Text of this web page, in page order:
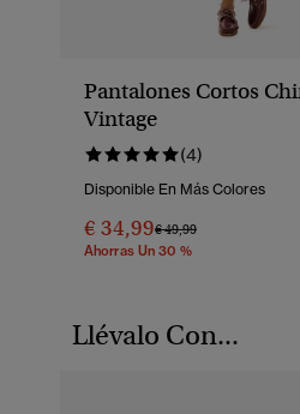
Pantalones Cortos
Vintage
(4)
Disponible En Más Colores
€ 34,99Precio Rebajado De
€ 49,99A
Ahorras Un 30 %
Llévalo Con...